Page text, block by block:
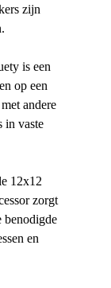
zijn
is een
op een
andere
in vaste
12x12
zorgt
benodigde
en